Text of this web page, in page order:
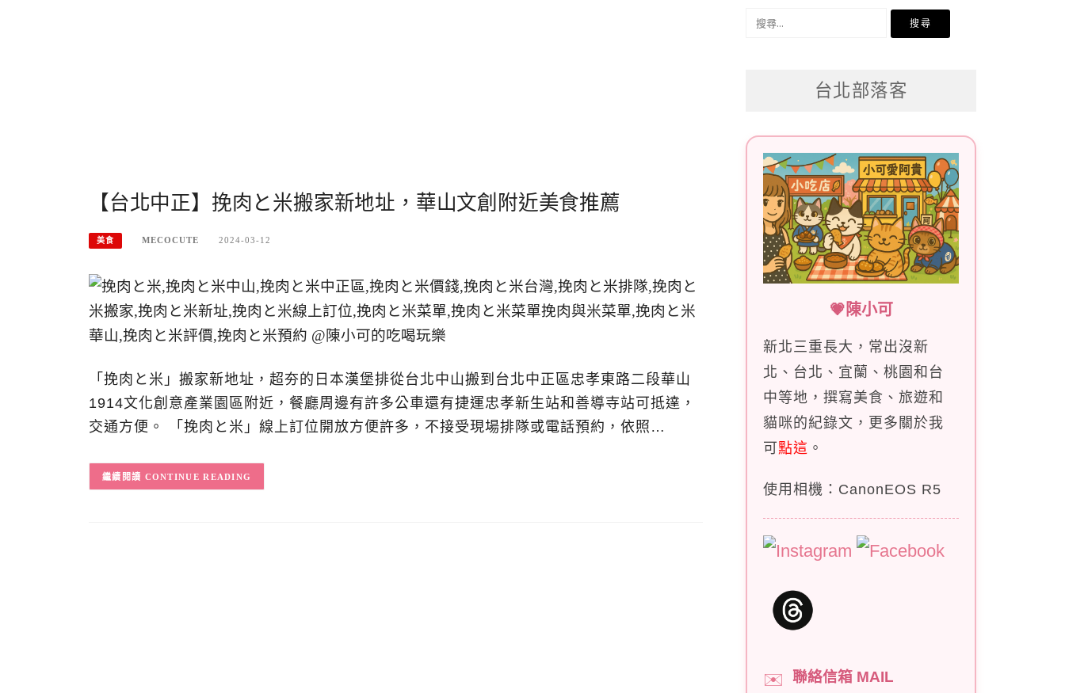
【台北中正】挽肉と米搬家新地址，華山文創附近美食推薦
美食 MECOCUTE 2024-03-12
「挽肉と米」搬家新地址，超夯的日本漢堡排從台北中山搬到台北中正區忠孝東路二段華山
1914文化創意產業園區附近，餐廳周邊有許多公車還有捷運忠孝新生站和善導寺站可抵達，
交通方便。 「挽肉と米」線上訂位開放方便許多，不接受現場排隊或電話預約，依照…
CONTINUE READING
搜
台北部落客
💗陳小可
新北三重長大，常出沒新
北、台北、宜蘭、桃園和台
中等地，撰寫美食、旅遊和
貓咪的紀錄文，更多關於我
可點這 。
使用相機：CanonEOS R5
✉️
聯絡信箱 MAIL